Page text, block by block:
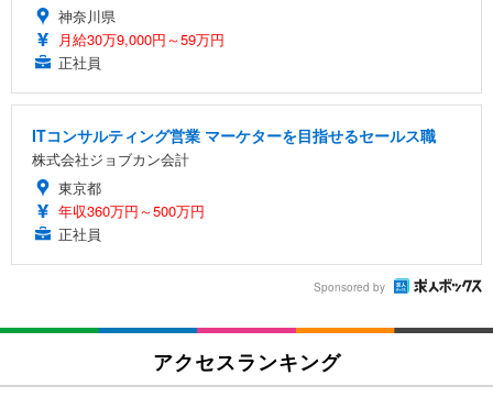
神奈川県
月給30万9,000円～59万円
正社員
ITコンサルティング営業 マーケターを目指せるセールス職
株式会社ジョブカン会計
東京都
年収360万円～500万円
正社員
Sponsored by
アクセスランキング